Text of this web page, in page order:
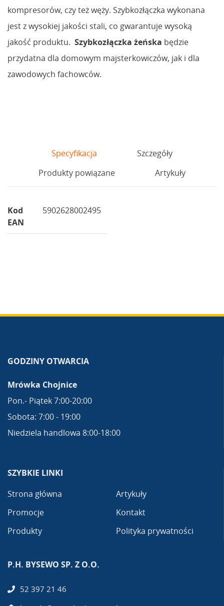
kompresorów, czy też węży. Szybkozłączka wykonana
jest z wysokiej jakości stali, co gwarantuje wysoką
jakość produktu. Szybkozłączka żeńska będzie
przydatna dla domowym majsterkowiczów, jak i dla
zawodowych fachowców.
Specyfikacja
Szczegóły
Produkty powiązane
Artykuły
Kod
EAN
5902628002495
GODZINY OTWARCIA
Mrówka Chojnice
Pon.- Piątek 7:00-20:00
Sobota: 7:00 - 19:00
Niedziela handlowa 8:00-18:00
SZYBKIE LINKI
Strona główna
Promocje
Produkty
Artykuły
Kontakt
Polityka prywatności
P.H. BYSEWO SP. Z O.O.
52 397 21 46